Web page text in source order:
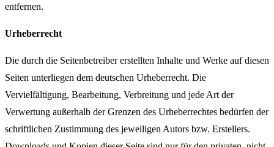
entfernen.
Urheberrecht
Die durch die Seitenbetreiber erstellten Inhalte und Werke auf diesen
Seiten unterliegen dem deutschen Urheberrecht. Die
Vervielfältigung, Bearbeitung, Verbreitung und jede Art der
Verwertung außerhalb der Grenzen des Urheberrechtes bedürfen der
schriftlichen Zustimmung des jeweiligen Autors bzw. Erstellers.